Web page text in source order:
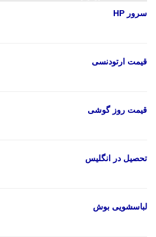
سرور HP
قیمت ارتودنسی
قیمت روز گوشی
تحصیل در انگلیس
لباسشویی بوش